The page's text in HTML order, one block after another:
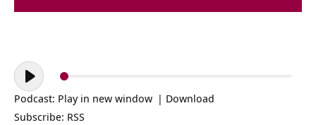
Audio-
Player
Podcast: Play in new window | Download
Subscribe: RSS